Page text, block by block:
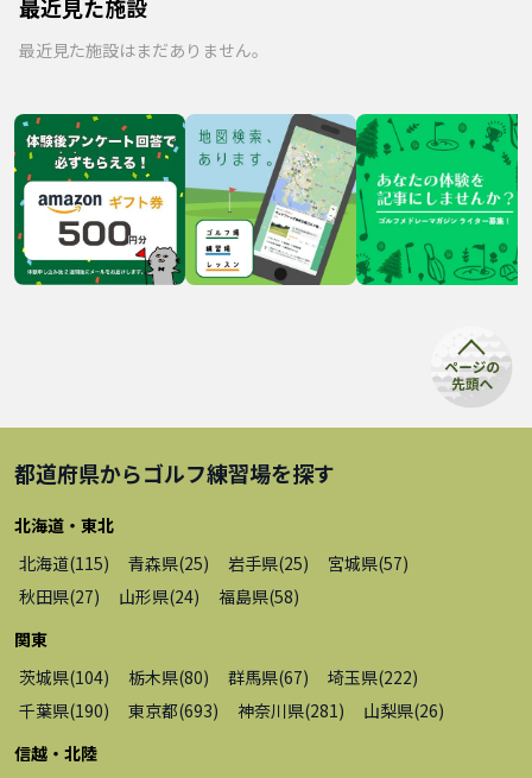
最近見た施設
最近見た施設はまだありません。
都道府県からゴルフ練習場を探す
北海道・東北
北海道(115) 青森県(25) 岩手県(25) 宮城県(57)
秋田県(27) 山形県(24) 福島県(58)
関東
茨城県(104) 栃木県(80) 群馬県(67) 埼玉県(222)
千葉県(190) 東京都(693) 神奈川県(281) 山梨県(26)
信越・北陸